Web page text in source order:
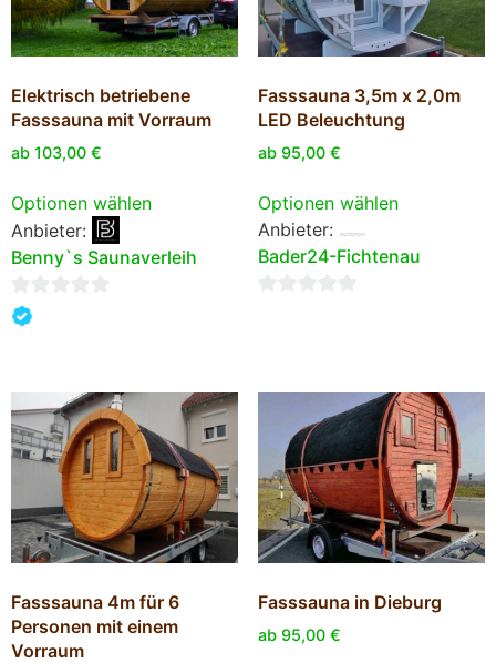
Elektrisch betriebene
Fasssauna mit Vorraum
ab 103,00 €
Optionen wählen
Anbieter:
Benny`s Saunaverleih
0
Fasssauna 3,5m x 2,0m
LED Beleuchtung
ab 95,00 €
Optionen wählen
Anbieter:
Bader24-Fichtenau
Fasssauna 4m für 6
Personen mit einem
Vorraum
Fasssauna in Dieburg
ab 95,00 €